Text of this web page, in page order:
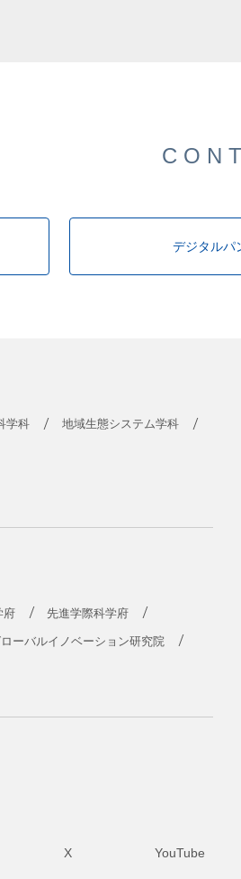
デジタルパ
学科 地域生態システム学科
府 先進学際科学府
ーバルイノベーション研究院
X YouTube